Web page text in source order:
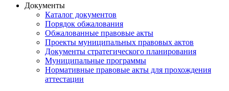
Документы
Каталог документов
Порядок обжалования
Обжалованные правовые акты
Проекты муниципальных правовых актов
Документы стратегического планирования
Муниципальные программы
Нормативные правовые акты для прохождения
аттестации